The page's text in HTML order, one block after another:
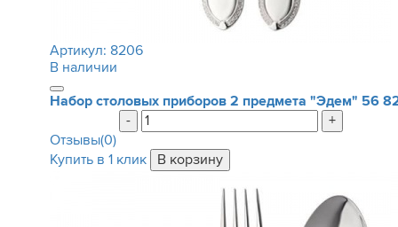
Артикул: 8206
В наличии
Набор столовых приборов 2 предмета "Эдем" 56
-
+
Отзывы(0)
Купить в 1 клик